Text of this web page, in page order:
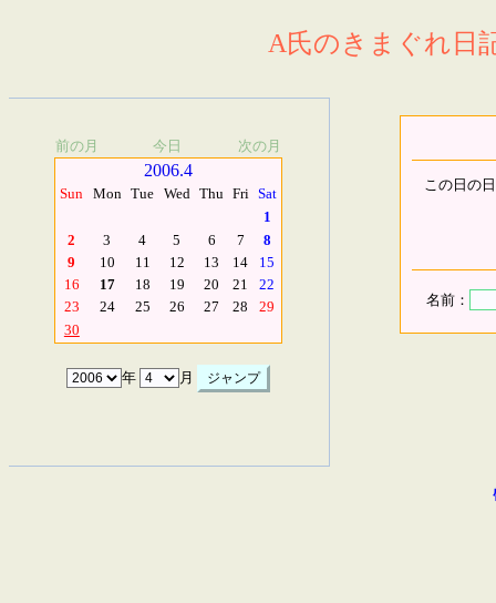
A氏のきまぐれ日
前の月 今日 次の月
2006.4
Sun Mon Tue Wed Thu Fri Sat
1
2
3 4 5 6 7
8
9
10 11 12 13 14
15
16
17 18 19 20 21
22
23
24 25 26 27 28
29
30
年 月
この日の
名前：